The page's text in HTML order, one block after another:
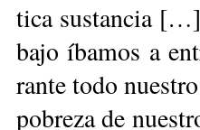
ti­ca sus­tan­cia
ba­jo íba­mos a
ran­te to­do
po­bre­za de